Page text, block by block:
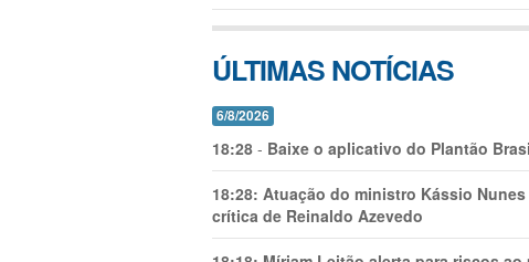
ÚLTIMAS NOTÍCIAS
6/8/2026
18:28 - Baixe o aplicativo do Plantão
18:28: Atuação do ministro Kássio
crítica de Reinaldo Azevedo